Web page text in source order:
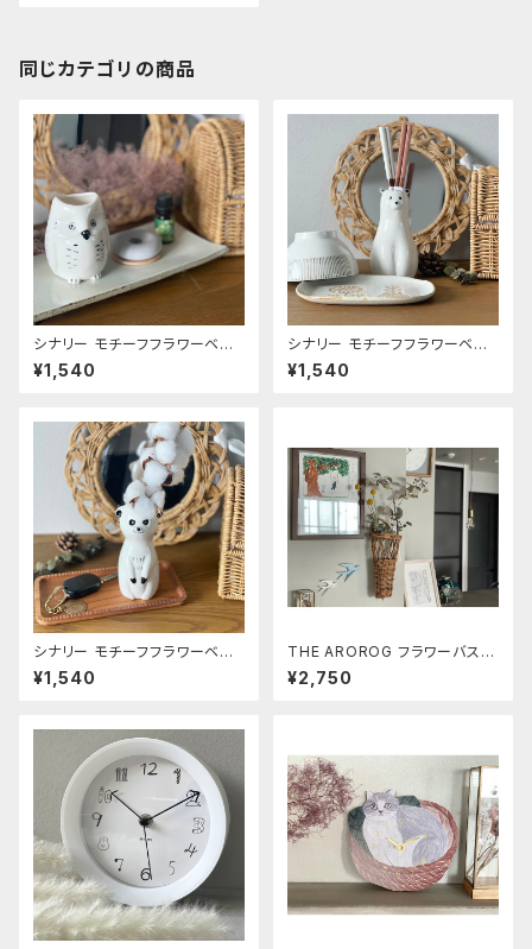
同じカテゴリの商品
シナリー モチーフフラワーベー
ス《フクロウ》
¥1,540
シナリー モチーフフラワーベー
ス《シロクマ》
¥1,540
シナリー モチーフフラワーベー
ス《ミーアキャット》
¥1,540
THE AROROG フラワーバスケ
ットL size
¥2,750